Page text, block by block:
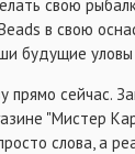
свою
в свою
будущие
прямо сейчас.
"Мистер
слова, а